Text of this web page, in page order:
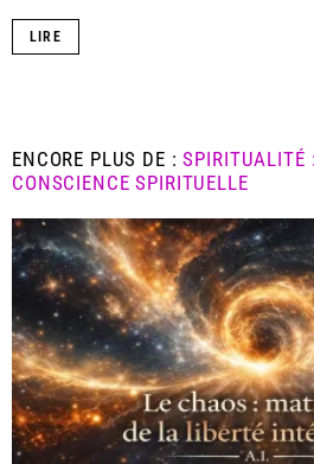
LIRE
ENCORE PLUS DE :SPIRITUALITÉ
CONSCIENCE SPIRITUELLE